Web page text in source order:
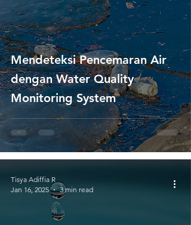
Mendeteksi Pencemaran Air
dengan Water Quality
Monitoring System
Tisya Adiffia R
Jan 16, 2025
3 min read